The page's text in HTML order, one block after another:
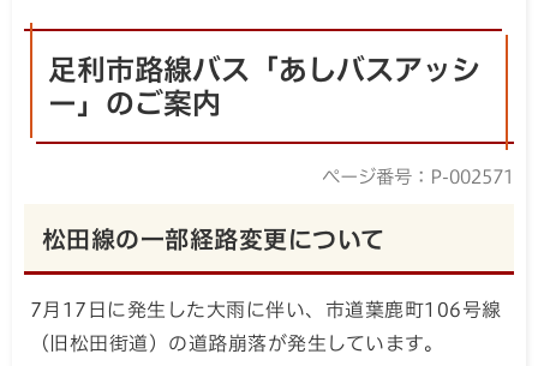
足利市路線バス「あしバスアッシ
ー」のご案内
ページ番号：P-002571
松田線の一部経路変更について
7月17日に発生した大雨に伴い、市道葉鹿町106号線
（旧松田街道）の道路崩落が発生しています。